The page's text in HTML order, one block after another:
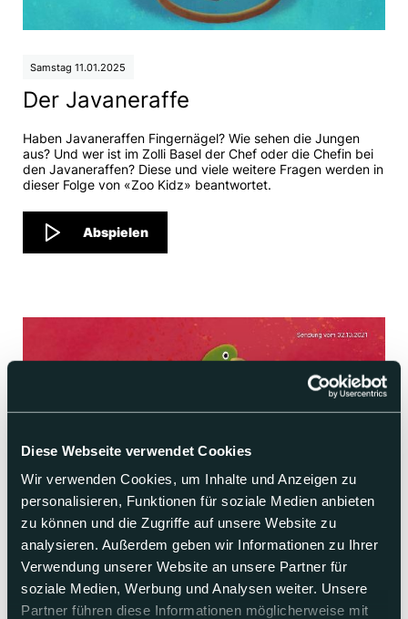
Diese Webseite verwendet Cookies
Wir verwenden Cookies, um Inhalte und Anzeigen zu
personalisieren, Funktionen für soziale Medien anbieten
zu können und die Zugriffe auf unsere Website zu
analysieren. Außerdem geben wir Informationen zu Ihrer
Verwendung unserer Website an unsere Partner für
soziale Medien, Werbung und Analysen weiter. Unsere
Partner führen diese Informationen möglicherweise mit
Samstag 11.01.2025
Der Javaneraffe
Haben Javaneraffen Fingernägel? Wie sehen die Jungen
aus? Und wer ist im Zolli Basel der Chef oder die Chefin bei
den Javaneraffen? Diese und viele weitere Fragen werden in
dieser Folge von «Zoo Kidz» beantwortet.
Abspielen
Der Kea